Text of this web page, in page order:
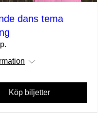
dans tema
Köp biljetter